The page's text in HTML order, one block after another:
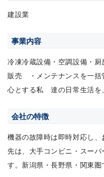
建設業
事業内容
冷凍冷蔵設備・空調設備・
販売 ・メンテナンスを一括
心とする私 達の日常生活を
会社の特徴
機器の故障時は即時対応し
先は、大手コンビニ・スー
す。新潟県・長野県・関東圏